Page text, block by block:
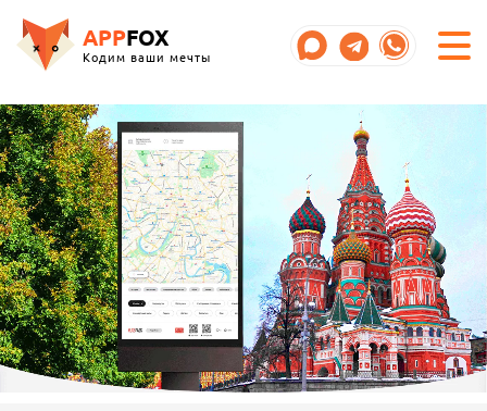
APPFOX
Кодим ваши мечты